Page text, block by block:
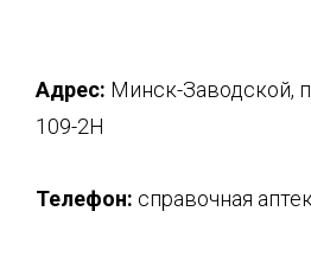
Адрес: Минск-Заводской,
109-2H
Телефон: справочная